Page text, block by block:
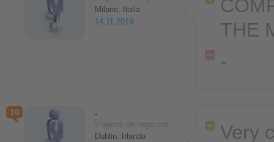
Milano, Italia
14.11.2019
THE
-
10 .
Dublin, Irlanda
Very